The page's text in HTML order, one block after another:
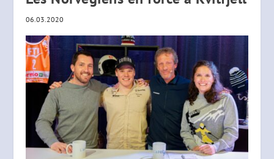
06.03.2020